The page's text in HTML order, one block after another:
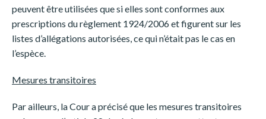
peuvent être utilisées que si elles sont conformes aux
prescriptions du règlement 1924/2006 et figurent sur les
listes d’allégations autorisées, ce qui n’était pas le cas en
l’espèce.
Mesures transitoires
Par ailleurs, la Cour a précisé que les mesures transitoires